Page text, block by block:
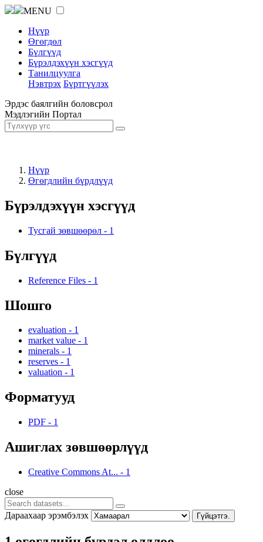
MENU
Нүүр
Өгөгдөл
Бүлгүүд
Бүрэлдэхүүн хэсгүүд
Танилцуулга
Нэвтрэх Бүртгүүлэх
Эрдэс баялгийн боловсрол
Мэдлэгийн Портал
Нүүр
Өгөгдлийн бүрдлүүд
Бүрэлдэхүүн хэсгүүд
Тусгай зөвшөөрөл - 1
Бүлгүүд
Reference Files - 1
Шошго
evaluation - 1
market value - 1
minerals - 1
reserves - 1
valuation - 1
Форматууд
PDF - 1
Ашиглах зөвшөөрлүүд
Creative Commons At... - 1
close
Дараахаар эрэмбэлэх Гүйцэтгэ.